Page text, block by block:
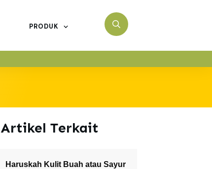
PRODUK
Artikel Terkait
Haruskah Kulit Buah atau Sayur